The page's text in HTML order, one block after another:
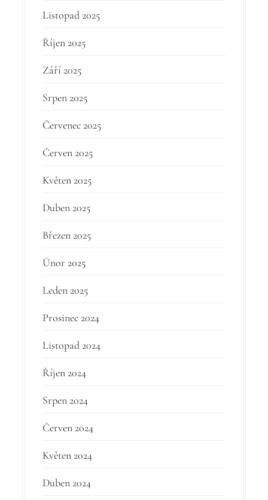
Listopad 2025
Říjen 2025
Září 2025
Srpen 2025
Červenec 2025
Červen 2025
Květen 2025
Duben 2025
Březen 2025
Únor 2025
Leden 2025
Prosinec 2024
Listopad 2024
Říjen 2024
Srpen 2024
Červen 2024
Květen 2024
Duben 2024